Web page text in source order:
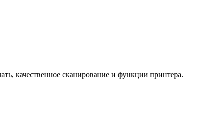
качественное сканирование и функции принтера.